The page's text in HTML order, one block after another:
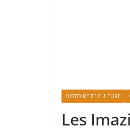
HISTOIRE ET CULTURE
Les